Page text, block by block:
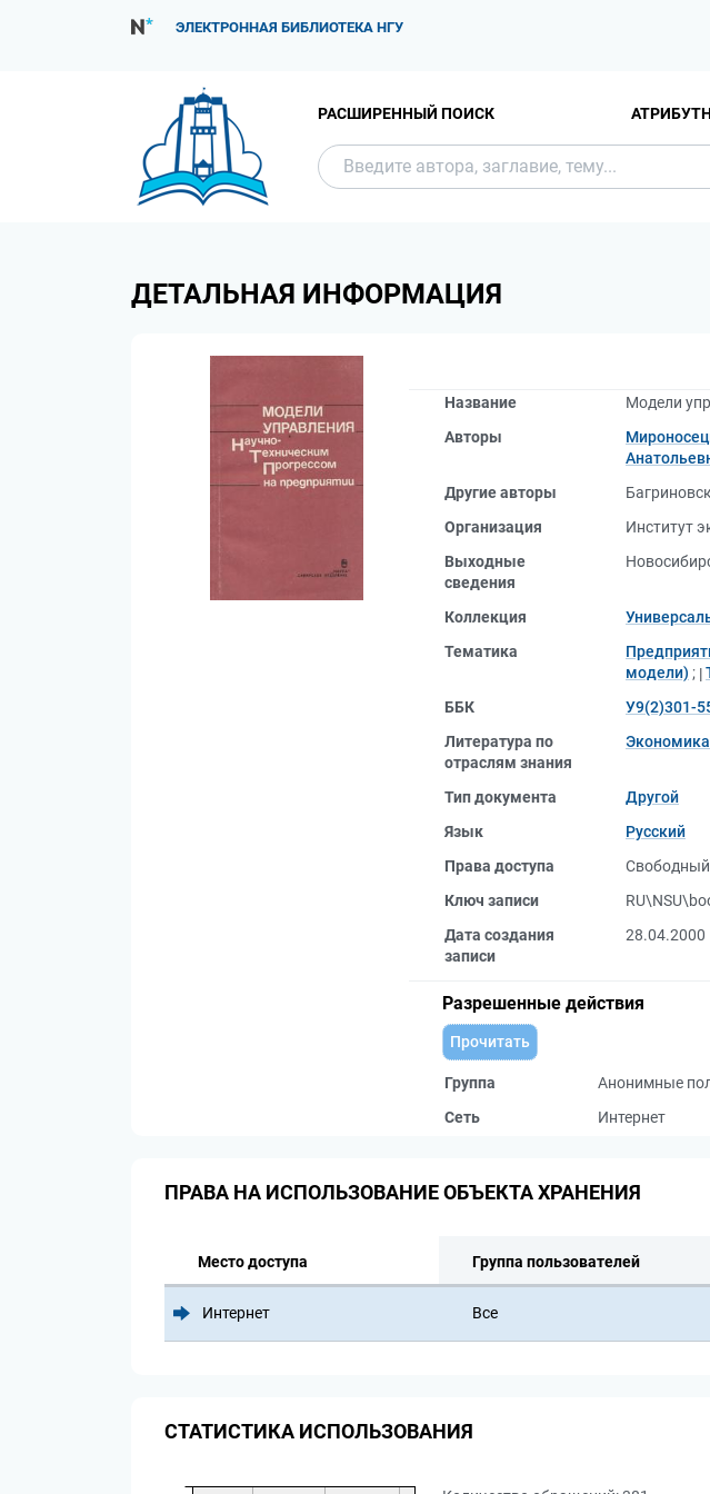
ЭЛЕКТРОННАЯ БИБЛИОТЕКА НГУ
РАСШИРЕННЫЙ ПОИСК
ДЕТАЛЬНАЯ ИНФОРМАЦИЯ
Название
Модели
Авторы
Другие авторы
Организация
Институт
Выходные
сведения
Коллекция
Тематика
модели) ;
ББК
У9(2)301-
Литература по
отраслям знания
Тип документа
Другой
Язык
Русский
Права доступа
Свободный
Ключ записи
Дата создания
записи
28.04.2000
Разрешенные действия
Прочитать
Группа
Анонимные
Сеть
Интернет
ПРАВА НА ИСПОЛЬЗОВАНИЕ ОБЪЕКТА ХРАНЕНИЯ
Место доступа Группа пользователей
Интернет Все
СТАТИСТИКА ИСПОЛЬЗОВАНИЯ